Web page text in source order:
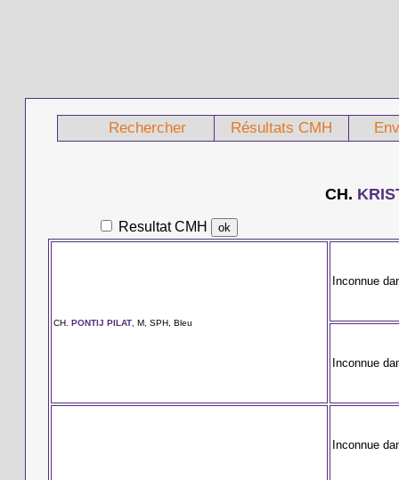
Rechercher Résultats CMH
CH.
Resultat CMH
CH. PONTIJ PILAT , M, SPH, Bleu
Inconnue
Inconnue
Inconnue